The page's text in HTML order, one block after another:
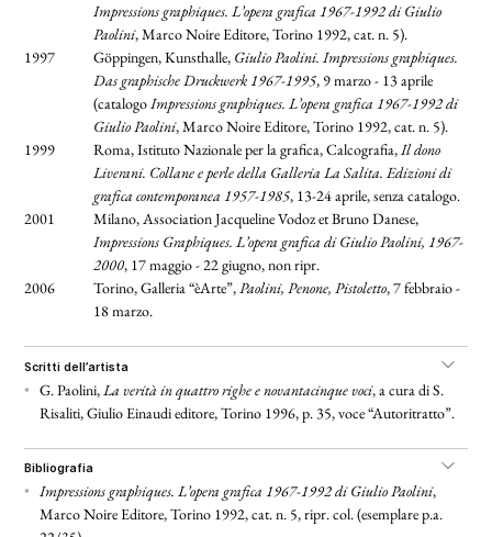
Impressions graphiques. L’opera grafica 1967-1992 di Giulio
Paolini, Marco Noire Editore, Torino 1992, cat. n. 5).
1997
Göppingen, Kunsthalle, Giulio Paolini. Impressions graphiques.
Das graphische Druckwerk 1967-1995, 9 marzo - 13 aprile
(catalogoImpressions graphiques. L’opera grafica 1967-1992 di
Giulio Paolini, Marco Noire Editore, Torino 1992, cat. n. 5).
1999
Roma, Istituto Nazionale per la grafica, Calcografia,Il dono
Liverani. Collane e perle della Galleria La Salita. Edizioni di
grafica contemporanea 1957-1985, 13-24 aprile, senza catalogo.
2001
Milano, Association Jacqueline Vodoz et Bruno Danese,
Impressions Graphiques. L’opera grafica di Giulio Paolini, 1967-
2000, 17 maggio - 22 giugno, non ripr.
2006
Torino, Galleria “èArte”,Paolini, Penone, Pistoletto, 7 febbraio -
18 marzo.
scritti dell’artista
• G. Paolini, La verità in quattro righe e novantacinque voci, a cura di S.
Risaliti, Giulio Einaudi editore, Torino 1996, p. 35, voce “Autoritratto”.
bibliografia
• Impressions graphiques. L’opera grafica 1967-1992 di Giulio Paolini,
Marco Noire Editore, Torino 1992, cat. n. 5, ripr. col. (esemplare p.a.